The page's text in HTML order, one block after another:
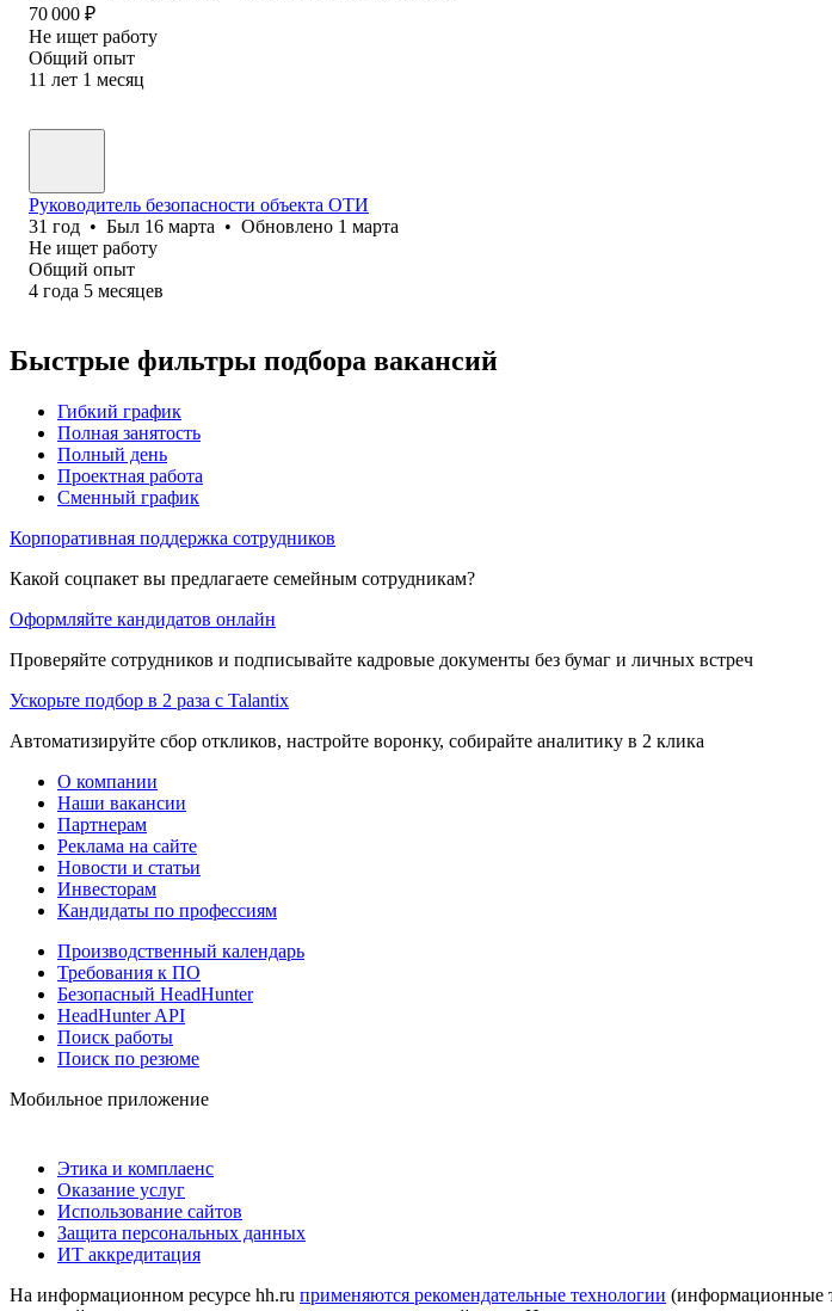
70 000 ₽
Не ищет работу
Общий опыт
11 лет 1 месяц
Руководитель безопасности объекта ОТИ
31 год • Был 16 марта • Обновлено 1 марта
Не ищет работу
Общий опыт
4 года 5 месяцев
Быстрые фильтры подбора вакансий
Гибкий график
Полная занятость
Полный день
Проектная работа
Сменный график
Корпоративная поддержка сотрудников
Какой соцпакет вы предлагаете семейным сотрудникам?
Оформляйте кандидатов онлайн
Проверяйте сотрудников и подписывайте кадровые документы без бумаг и личных встреч
Ускорьте подбор в 2 раза с Talantix
Автоматизируйте сбор откликов, настройте воронку, собирайте аналитику в 2 клика
О компании
Наши вакансии
Партнерам
Реклама на сайте
Новости и статьи
Инвесторам
Кандидаты по профессиям
Производственный календарь
Требования к ПО
Безопасный HeadHunter
HeadHunter API
Поиск работы
Поиск по резюме
Мобильное приложение
Этика и комплаенс
Оказание услуг
Использование сайтов
Защита персональных данных
ИТ аккредитация
На информационном ресурсе hh.ru применяются рекомендательные технологии (информационные